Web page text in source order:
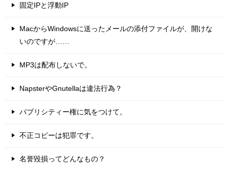
固定IPと浮動IP
MacからWindowsに送ったメールの添付ファイルが、開けな
いのですが……
MP3は配布しないで。
NapsterやGnutellaは違法行為？
パブリシティー権に気をつけて。
不正コピーは犯罪です。
名誉毀損ってどんなもの？